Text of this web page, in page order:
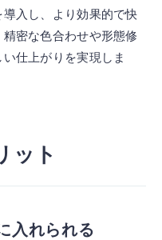
入し、より効果的で快
密な色合わせや形態修
仕上がりを実現しま
ット
入れられる